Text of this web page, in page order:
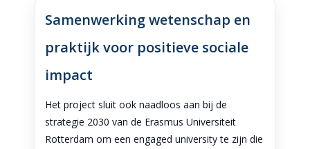
Samenwerking wetenschap en
praktijk voor positieve sociale
impact
Het project sluit ook naadloos aan bij de
strategie 2030 van de Erasmus Universiteit
Rotterdam om een engaged university te zijn die